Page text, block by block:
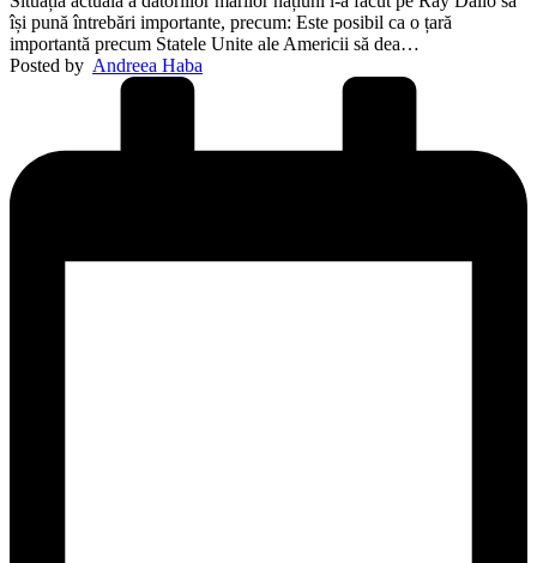
își pună întrebări importante, precum: Este posibil ca o țară
importantă precum Statele Unite ale Americii să dea…
Posted by Andreea Haba